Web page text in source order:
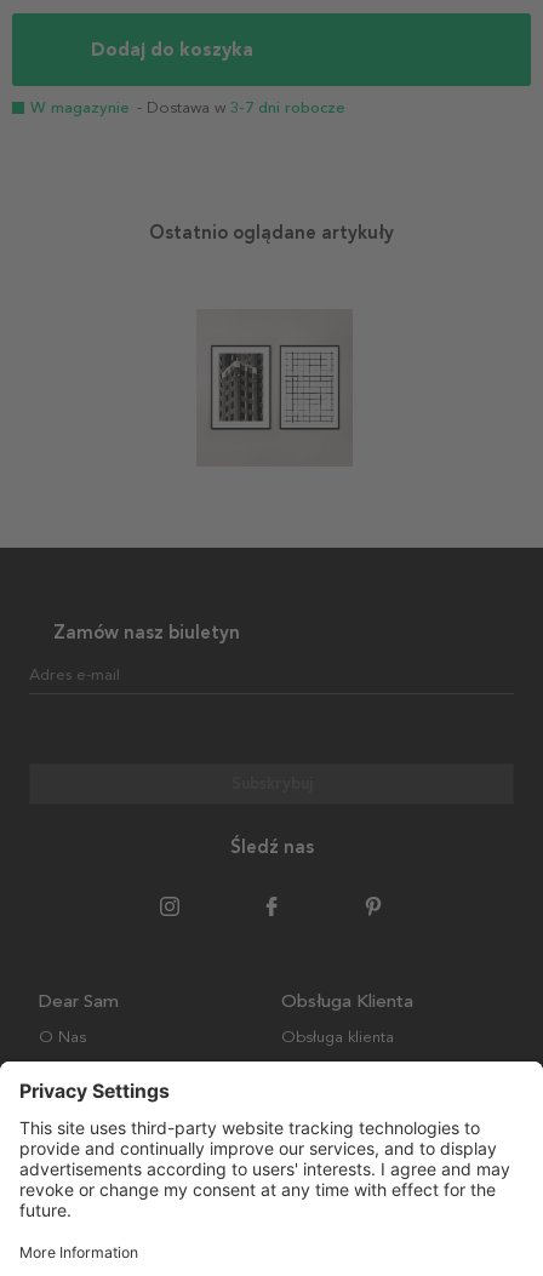
Dodaj do koszyka
W magazynie - Dostawa w 3-7 dni robocze
Ostatnio oglądane artykuły
Zamów nasz biuletyn
Adres e-mail
Śledź nas
Dear Sam
O Nas
Obsługa Klienta
Obsługa klienta
Wysyłka i Dostawa